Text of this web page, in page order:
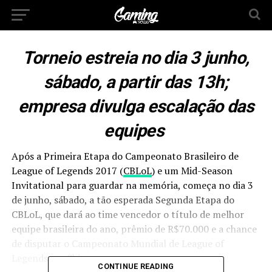
Torneio estreia no dia 3 junho,
sábado, a partir das 13h;
empresa divulga escalação das
equipes
Após a Primeira Etapa do Campeonato Brasileiro de
League of Legends 2017 (CBLoL) e um Mid-Season
Invitational para guardar na memória, começa no dia 3
de junho, sábado, a tão esperada Segunda Etapa do
CBLoL, que dará ao time vencedor o título de melhor
equipe brasileira do ano, prêmio de R$70.000 e a chance
de disputar o Campeonato Mundial de League of
Legends, na China.
CONTINUE READING